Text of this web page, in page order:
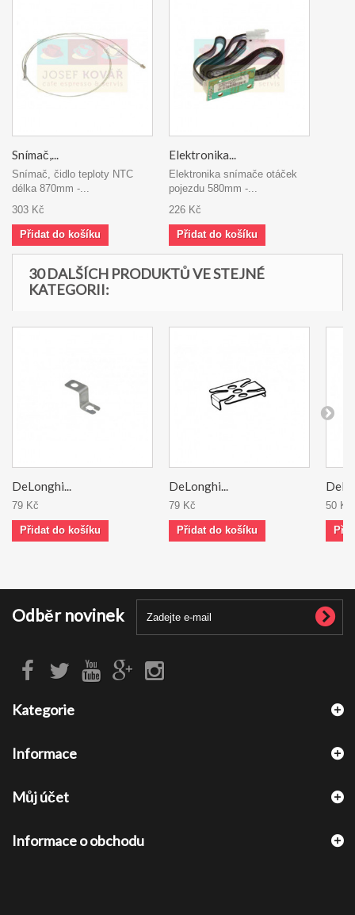
Snímač,...
Snímač, čidlo teploty NTC
délka 870mm -...
303 Kč
Přidat do košíku
Elektronika...
Elektronika snímače otáček
pojezdu 580mm -...
226 Kč
Přidat do košíku
30 DALŠÍCH PRODUKTŮ VE STEJNÉ
KATEGORII:
DeLonghi...
79 Kč
Přidat do košíku
DeLonghi...
79 Kč
Přidat do košíku
50 Kč
Odběr novinek
Kategorie
Informace
Můj účet
Informace o obchodu